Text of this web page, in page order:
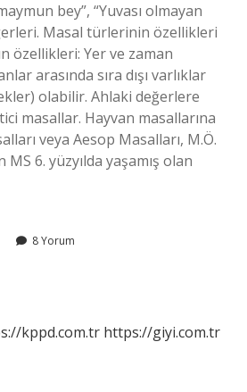
bey”, “Yuvası olmayan
Masal türlerinin özellikleri
özellikleri: Yer ve zaman
arasında sıra dışı varlıklar
olabilir. Ahlaki değerlere
masallar. Hayvan masallarına
veya Aesop Masalları, M.Ö.
6. yüzyılda yaşamış olan
8 Yorum
kppd.com.tr https://giyi.com.tr